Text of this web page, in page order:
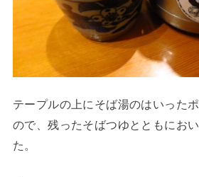
テープルの上にそば湯のはいった
ので、残ったそばつゆとともにお
た。